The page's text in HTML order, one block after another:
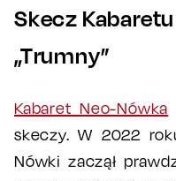
Skecz
„Trumny”
Kabaret Neo-Nówka
skeczy. W 2022
Nówki zaczął